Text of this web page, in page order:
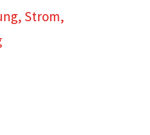
, Strom,